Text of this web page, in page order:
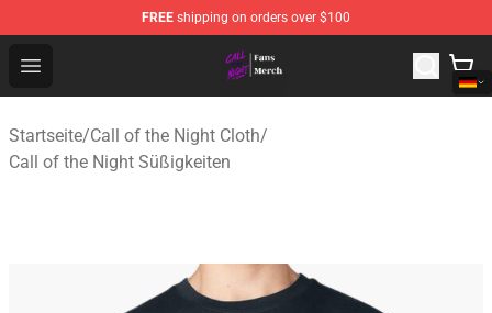
FREE shipping on orders over $100
Open menu
Call of the Night Store - Official Call of the Night
Startseite/Call of the Night Cloth/
Call of the Night Süßigkeiten